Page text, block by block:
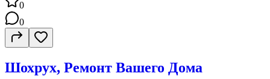
0
0
Шохрух, Ремонт Вашего Дома